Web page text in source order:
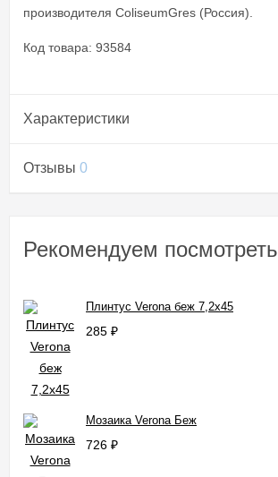
производителя ColiseumGres (Россия).
Код товара: 93584
Характеристики
Отзывы 0
Рекомендуем посмотреть
Плинтус Verona беж 7,2x45
285 ₽
Мозаика Verona Беж
726 ₽